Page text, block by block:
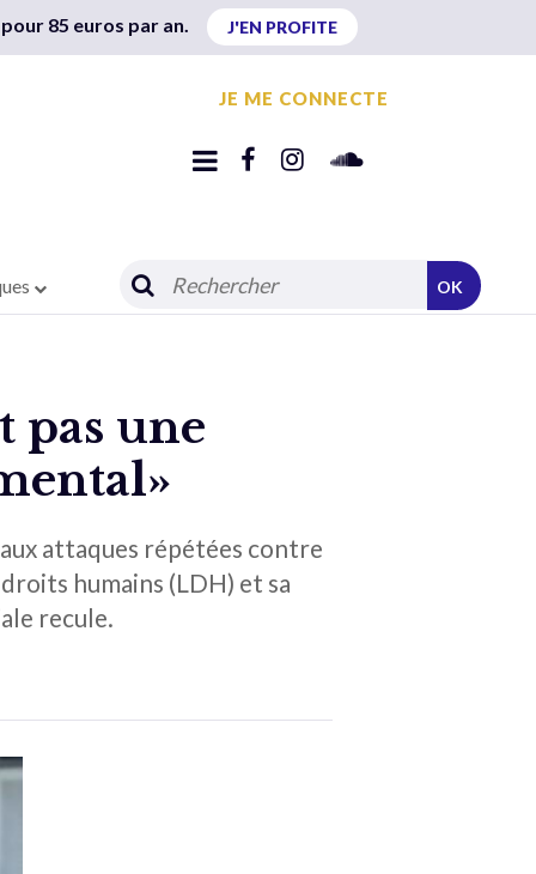
85 euros par an. J'EN PROFITE
JE ME CONNECTE
OK
pas une
attaques répétées contre
humains (LDH) et sa
recule.